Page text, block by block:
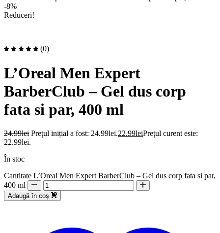
-8%
Reduceri!
(0)
L’Oreal Men Expert
BarberClub – Gel dus corp
fata si par, 400 ml
24.99lei Prețul inițial a fost: 24.99lei.22.99leiPrețul curent este:
22.99lei.
În stoc
Cantitate L’Oreal Men Expert BarberClub – Gel dus corp fata si par,
400 ml
Adaugă în coș